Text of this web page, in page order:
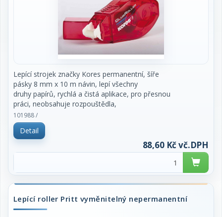
Lepící strojek značky Kores permanentní, šíře
pásky 8 mm x 10 m návin, lepí všechny
druhy papírů, rychlá a čistá aplikace, pro přesnou
práci, neobsahuje rozpouštědla,
netoxický. Ideál pro lepení fotografií, balení
dárků, tvorbu prezentací apod. Cena
za kus.
101988 /
Detail
88,60 Kč vč.DPH
Lepící roller Pritt vyměnitelný nepermanentní